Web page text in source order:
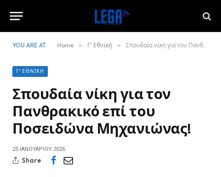
YOU ARE AT: Home » Γ' Εθνική » Σπουδαία νίκη για τον Πανθρακικό επί του Ποσειδώνα Μηχανιώνας!
Γ' ΕΘΝΙΚΉ
Σπουδαία νίκη για τον
Πανθρακικό επί του
Ποσειδώνα Μηχανιώνας!
25 ΙΑΝΟΥΑΡΊΟΥ 2026
Share